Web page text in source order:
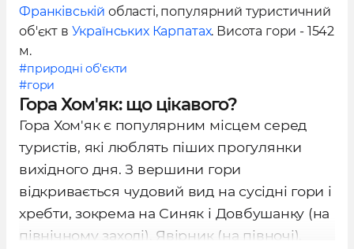
Франківській області, популярний туристичний
об'єкт в Українських Карпатах. Висота гори - 1542
м.
#природні об'єкти
#гори
Гора Хом'як: що цікавого?
Гора Хом'як є популярним місцем серед
туристів, які люблять піших прогулянки
вихідного дня. З вершини гори
відкривається чудовий вид на сусідні гори і
хребти, зокрема на Синяк і Довбушанку (на
північному заході), Явірник (на півночі),